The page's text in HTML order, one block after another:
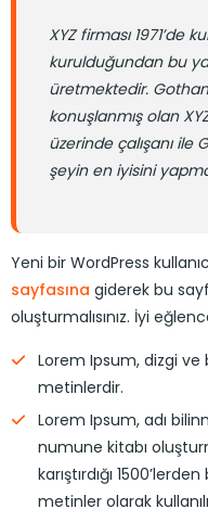
XYZ firması 1971’de
kurulduğundan bu
üretmektedir.
konuşlanmış olan
üzerinde çalışanı ile
şeyin en iyisini
Yeni bir WordPress
sayfasına giderek bu
oluşturmalısınız. İyi
Lorem Ipsum, dizgi ve
metinlerdir.
Lorem Ipsum, adı
numune kitabı
karıştırdığı
metinler olarak